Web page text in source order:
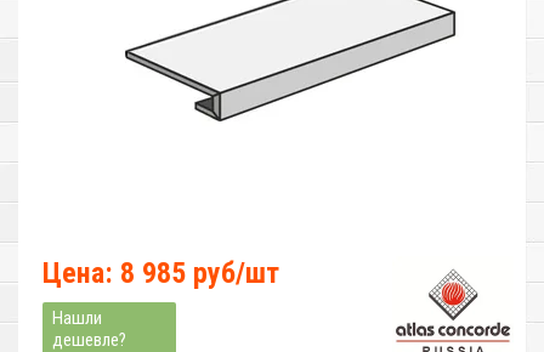
Цена: 8 985 руб/шт
Нашли
дешевле?